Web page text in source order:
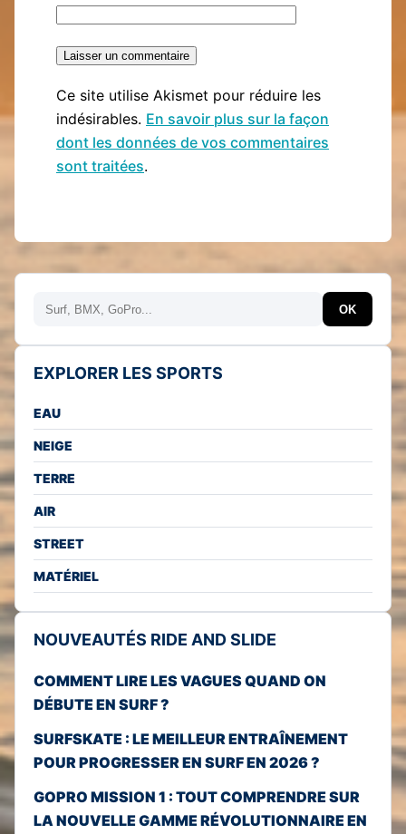
Ce site utilise Akismet pour réduire les
indésirables. En savoir plus sur la façon
dont les données de vos commentaires
sont traitées.
Rechercher OK
EXPLORER LES SPORTS
EAU
NEIGE
TERRE
AIR
STREET
MATÉRIEL
NOUVEAUTÉS RIDE AND SLIDE
COMMENT LIRE LES VAGUES QUAND ON
DÉBUTE EN SURF ?
SURFSKATE : LE MEILLEUR ENTRAÎNEMENT
POUR PROGRESSER EN SURF EN 2026 ?
GOPRO MISSION 1 : TOUT COMPRENDRE SUR
LA NOUVELLE GAMME RÉVOLUTIONNAIRE EN